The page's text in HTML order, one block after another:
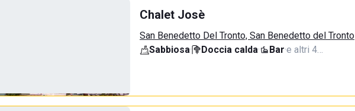
Chalet Josè
San Benedetto Del Tronto, San Benedetto del Tronto
Sabbiosa· Doccia calda· Bar·e altri 4…